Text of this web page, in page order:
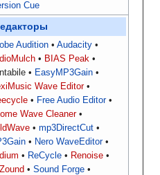
Cue
Audition
Audacity
BIAS Peak
EasyMP3Gain
Wave Editor
Free Audio Editor
Wave Cleaner
mp3DirectCut
Nero WaveEditor
ReCycle
Renoise
Sound Forge